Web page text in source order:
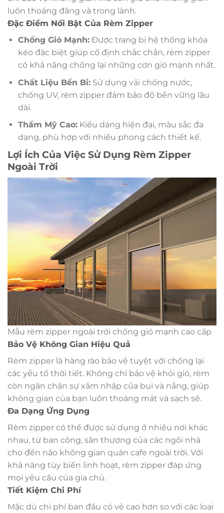
luôn thoáng đãng và trong lành.
Đặc Điểm Nổi Bật Của Rèm Zipper
Chống Gió Mạnh:Được trang bị hệ thống khóa
kéo đặc biệt giúp cố định chắc chắn, rèm zipper
có khả năng chống lại những cơn gió mạnh nhất.
Chất Liệu Bền Bỉ:Sử dụng vải chống nước,
chống UV, rèm zipper đảm bảo độ bền vững lâu
dài.
Thẩm Mỹ Cao:Kiểu dáng hiện đại, màu sắc đa
dạng, phù hợp với nhiều phong cách thiết kế.
Lợi Ích Của Việc Sử Dụng Rèm Zipper
Ngoài Trời
Mẫu rèm zipper ngoài trời chống gió mạnh cao cấp
Bảo Vệ Không Gian Hiệu Quả
Rèm zipper là hàng rào bảo vệ tuyệt vời chống lại
các yếu tố thời tiết. Không chỉ bảo vệ khỏi gió, rèm
còn ngăn chặn sự xâm nhập của bụi và nắng, giúp
không gian của bạn luôn thoáng mát và sạch sẽ.
Đa Dạng Ứng Dụng
Rèm zipper có thể được sử dụng ở nhiều nơi khác
nhau, từ ban công, sân thượng của các ngôi nhà
cho đến não không gian quán cafe ngoài trời. Với
khả năng tùy biến linh hoạt, rèm zipper đáp ứng
mọi yêu cầu của gia chủ.
Tiết Kiệm Chi Phí
Mặc dù chi phí ban đầu có vẻ cao hơn so với các loại